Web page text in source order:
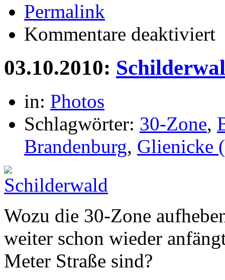
Permalink
Kommentare deaktiviert
03.10.2010:
in: Photos
Schlagwörter: 30-Zone,
Brandenburg, Glienicke
Wozu die 30-Zone
weiter schon wieder
Meter Straße sind?